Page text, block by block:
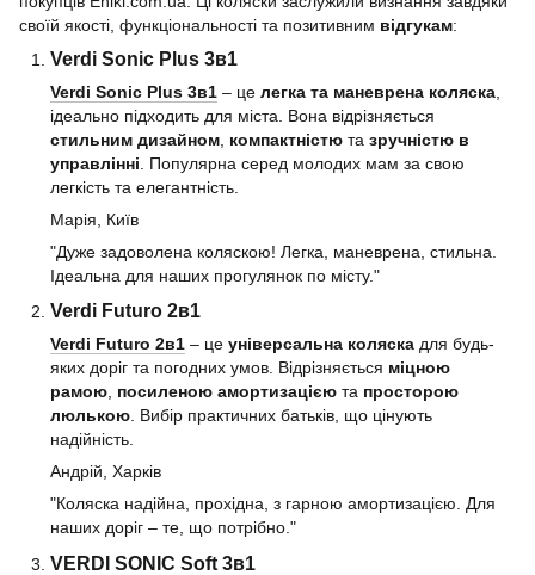
своїй якості, функціональності та позитивним відгукам:
Verdi Sonic Plus 3в1
Verdi Sonic Plus 3в1 – це легка та маневрена коляска
ідеально підходить для міста. Вона відрізняється
стильним дизайном компактністю та зручністю в
управлінні . Популярна серед молодих мам за свою
легкість та елегантність.
Марія, Київ
"Дуже задоволена коляскою! Легка, маневрена, стильна.
Ідеальна для наших прогулянок по місту."
Verdi Futuro 2в1
Verdi Futuro 2в1 – це універсальна коляска для будь-
яких доріг та погодних умов. Відрізняється міцною
рамою, посиленою амортизацією та просторою
люлькою. Вибір практичних батьків, що цінують
надійність.
Андрій, Харків
"Коляска надійна, прохідна, з гарною амортизацією. Для
наших доріг – те, що потрібно."
VERDI SONIC Soft 3в1